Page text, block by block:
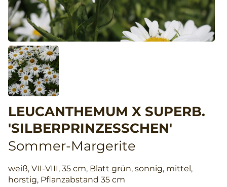
LEUCANTHEMUM X SUPERB.
'SILBERPRINZESSCHEN'
Sommer-Margerite
weiß, VII-VIII, 35 cm, Blatt grün, sonnig, mittel,
horstig, Pflanzabstand 35 cm